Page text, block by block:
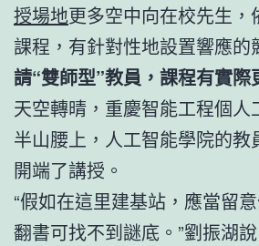
授場地更多空中向在校先生，
課程，有針對性地設置響應的
請“雙師型”教員，課程有實際
天空轉晴，重慶智能工程個人
半山腰上，人工智能學院的教
開端了講授。
“假如在這里建基站，應當留
翻書可找不到謎底。”劉振湖說